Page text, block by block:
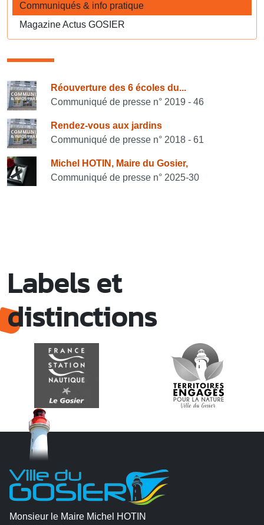
Communiqués & info pratique
Magazine Actus GOSIER
Consulter également
Réouverture des 6 écoles du...
Communiqué de presse n° 2019 - 46
Rendez-vous aux jardins
Communiqué de presse n° 2018 - 61
Michel HOTIN, Maire du Gosier,
Communiqué de presse n° 2025-30
Labels et
distinctions
Monsieur le Maire Michel HOTIN